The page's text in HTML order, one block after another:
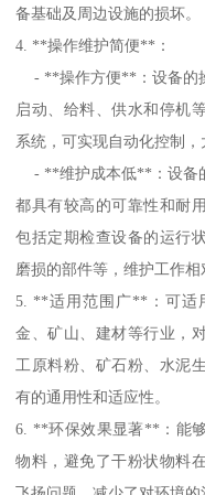
备基础及周边设施的损坏。
4. **操作维护简便**：
- **操作方便**：设备的
启动、给料、供水和停机
系统，可实现自动化控制，
- **维护成本低**：设备
都具有较高的可靠性和耐
包括定期检查设备的运行
磨损的部件等，维护工作相
5. **适用范围广**：可适
金、矿山、建材等行业，
工原料粉、矿石粉、水泥
有的通用性和适应性。
6. **环保效果显著**：能
物料，避免了干粉状物料